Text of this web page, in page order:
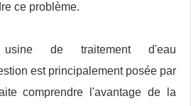
ce problème.
usine de traitement d'eau
est principalement posée par
comprendre l'avantage de la